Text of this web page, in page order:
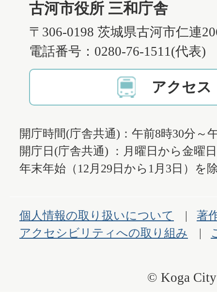
古河市役所 三和庁舎
〒306-0198 茨城県古河市仁連
電話番号：0280-76-1511(代表)
アクセス
開庁時間(庁舎共通)：午前8時30分～
開庁日(庁舎共通) ：月曜日から金曜
年末年始（12月29日から1月3日）を
個人情報の取り扱いについて
著
アクセシビリティへの取り組み
© Koga City